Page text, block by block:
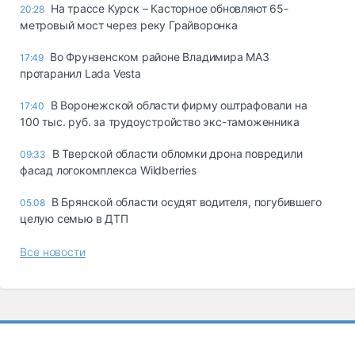
20:28 На трассе Курск – Касторное обновляют 65-
метровый мост через реку Грайворонка
17:49 Во Фрунзенском районе Владимира МАЗ
протаранил Lada Vesta
17:40
В Воронежской области фирму оштрафовали на
100 тыс. руб. за трудоустройство экс-таможенника
09:33
В Тверской области обломки дрона повредили
фасад логокомплекса Wildberries
05.08 В Брянской области осудят водителя, погубившего
целую семью в ДТП
Все новости